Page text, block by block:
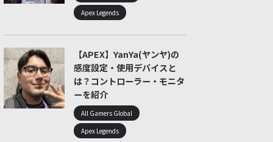
Apex Legends
【APEX】YanYa(ヤンヤ)の
感度設定・使用デバイスと
は？コントローラー・モニタ
ーを紹介
All Gamers Global
Apex Legends